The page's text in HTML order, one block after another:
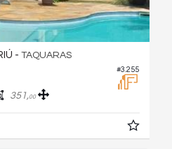
#3.255
- TAQUARAS
351,00